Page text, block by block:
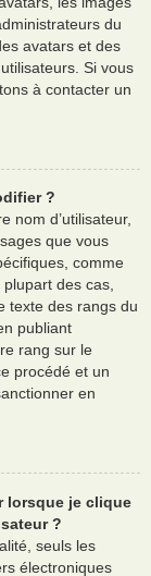
du
avatars et des
Si vous
à contacter un
?
nom d’utilisateur,
que vous
comme
des cas,
texte des rangs du
publiant
rang sur le
procédé et un
en
lorsque je clique
?
seuls les
électroniques